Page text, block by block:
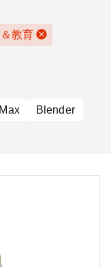
教育
Blender